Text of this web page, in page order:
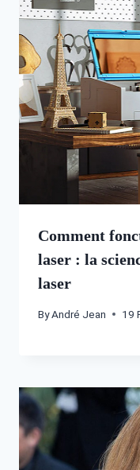
Comment
laser : la
laser
ByAndré Jean 19